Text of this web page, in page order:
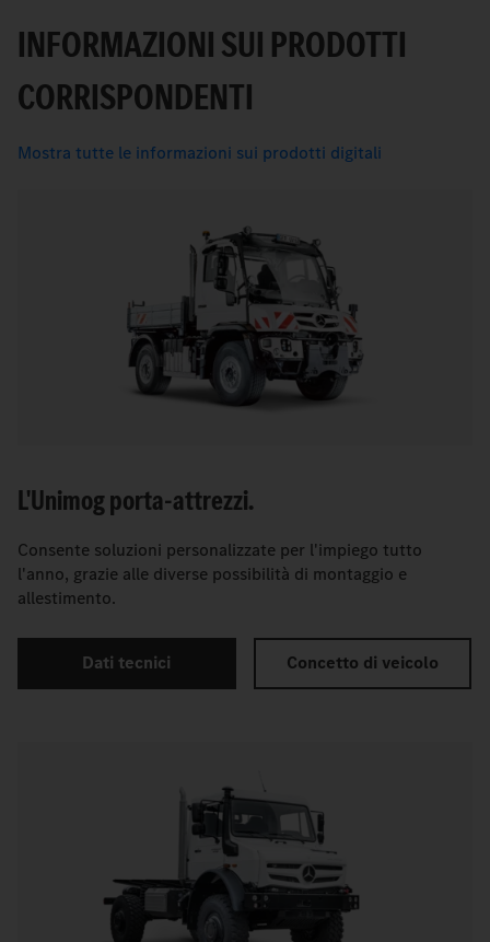
INFORMAZIONI SUI PRODOTTI
CORRISPONDENTI
Mostra tutte le informazioni sui prodotti digitali
L'Unimog porta-attrezzi.
Consente soluzioni personalizzate per l'impiego tutto
l'anno, grazie alle diverse possibilità di montaggio e
allestimento.
Dati tecnici Concetto di veicolo